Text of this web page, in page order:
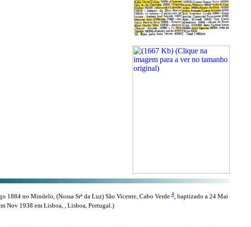
1884 no Mindelo, (Nossa Srª da Luz) São Vicente, Cabo Verde4, baptizado a 24 Mai
Nov 1938 em Lisboa, , Lisboa, Portugal.)